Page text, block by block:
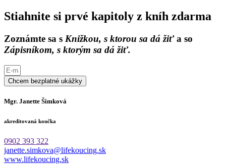
Stiahnite si prvé kapitoly z kníh zdarma
Zoznámte sa s Knižkou, s ktorou sa dá žiťa so
Zápisníkom, s ktorým sa dá žiť.
Chcem bezplatné ukážky
Mgr. Janette Šimková
akreditovaná koučka
0902 393 322
janette.simkova@lifekoucing.sk
www.lifekoucing.sk